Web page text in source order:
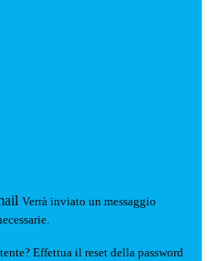
Verrà inviato un messaggio
Effettua il reset della password